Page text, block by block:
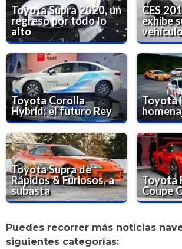
Toyota Supra 2020, un
regreso por todo lo
alto
CES
exhibe
Toyota Corolla
Hybrid: el futuro Rey
Toyota
Toyota Supra de
Rápidos & Furiosos, a
subasta
Toyota
Coupe
Puedes recorrer más noticias
siguientes categorías: